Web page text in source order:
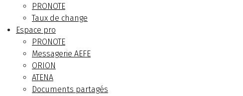
PRONOTE
Taux de change
Espace pro
PRONOTE
Messagerie AEFE
ORION
ATENA
Documents partagés